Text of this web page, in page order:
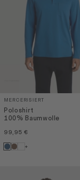
MERCERISIERT
Poloshirt
100% Baumwolle
99,95 €
+